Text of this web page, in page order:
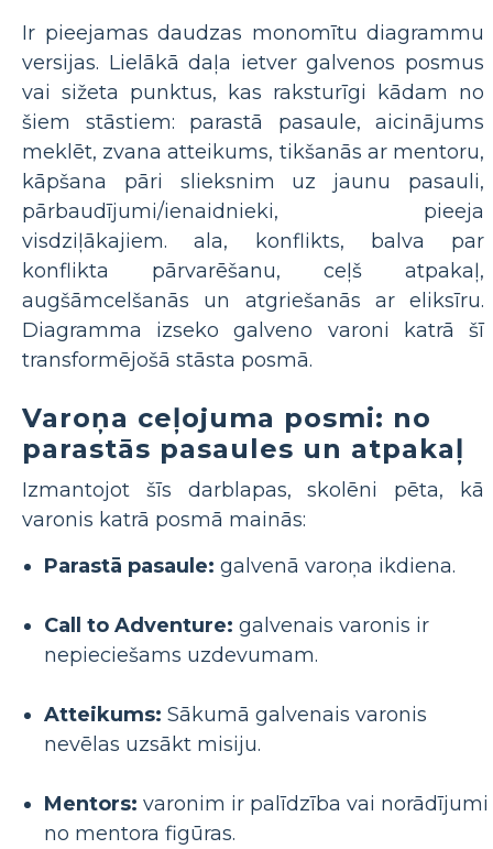
Ir pieejamas daudzas monomītu diagrammu
versijas. Lielākā daļa ietver galvenos posmus
vai sižeta punktus, kas raksturīgi kādam no
šiem stāstiem: parastā pasaule, aicinājums
meklēt, zvana atteikums, tikšanās ar mentoru,
kāpšana pāri slieksnim uz jaunu pasauli,
pārbaudījumi/ienaidnieki, pieeja
visdziļākajiem. ala, konflikts, balva par
konflikta pārvarēšanu, ceļš atpakaļ,
augšāmcelšanās un atgriešanās ar eliksīru.
Diagramma izseko galveno varoni katrā šī
transformējošā stāsta posmā.
Varoņa ceļojuma posmi: no
parastās pasaules un atpakaļ
Izmantojot šīs darblapas, skolēni pēta, kā
varonis katrā posmā mainās:
Parastā pasaule: galvenā varoņa ikdiena.
Call to Adventure: galvenais varonis ir
nepieciešams uzdevumam.
Atteikums: Sākumā galvenais varonis
nevēlas uzsākt misiju.
Mentors: varonim ir palīdzība vai norādījumi
no mentora figūras.